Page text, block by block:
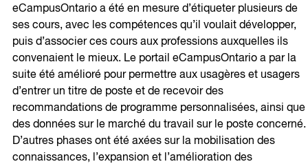
eCampusOntario a été en mesure d’étiqueter plusieurs de
ses cours, avec les compétences qu’il voulait développer,
puis d’associer ces cours aux professions auxquelles ils
convenaient le mieux. Le portail eCampusOntario a par la
suite été amélioré pour permettre aux usagères et usagers
d’entrer un titre de poste et de recevoir des
recommandations de programme personnalisées, ainsi que
des données sur le marché du travail sur le poste concerné.
D’autres phases ont été axées sur la mobilisation des
connaissances, l’expansion et l’amélioration des